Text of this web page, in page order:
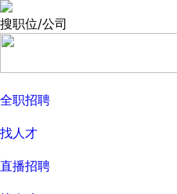
搜职位/公司
全职招聘
找人才
直播招聘